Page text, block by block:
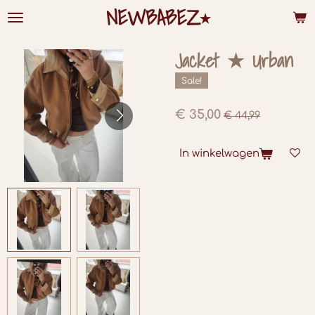
Ga
direct
hoofdinhoud
NEWBABEZ⭑
Jacket ★ Urban
Sale!
€ 35,00 € 44,99
In winkelwagen